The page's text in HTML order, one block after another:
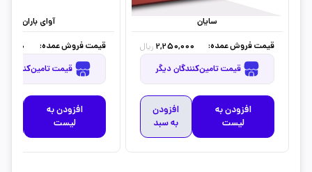
سایان
قیمت فروش عمده:
2,250,000 ریال
قیمت تامین‌کنندگان دیگر
افزودن به
لیست
افزودن
به سبد
آوای باران
قیمت فروش عمده:
قیمت تامین‌کنندگان دیگر
افزودن به
لیست